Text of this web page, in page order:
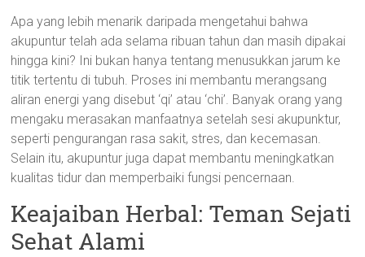
Apa yang lebih menarik daripada mengetahui bahwa
akupuntur telah ada selama ribuan tahun dan masih dipakai
hingga kini? Ini bukan hanya tentang menusukkan jarum ke
titik tertentu di tubuh. Proses ini membantu merangsang
aliran energi yang disebut ‘qi’ atau ‘chi’. Banyak orang yang
mengaku merasakan manfaatnya setelah sesi akupunktur,
seperti pengurangan rasa sakit, stres, dan kecemasan.
Selain itu, akupuntur juga dapat membantu meningkatkan
kualitas tidur dan memperbaiki fungsi pencernaan.
Keajaiban Herbal: Teman Sejati
Sehat Alami